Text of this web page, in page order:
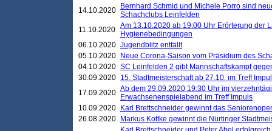
14.10.2020
Bernhard Schmid und Michele Porro sind
Schachclubs Leinfelden
11.10.2020 Am 13.10.2020 ab 19:00 Uhr Erörterung der
Hygienebedingungen
06.10.2020 Jugendblitz entfällt
05.10.2020
Neue Corona-Saison vom Präsidium des
04.10.2020 SC Leinfelden 2 gibt Mannschaftskampf
30.09.2020 15. Stadtmeisterschaft ab 27.10. im Treff
17.09.2020 Ab dem 29.09.2020 19:30 Uhr im
Erwachsenenspielabend im Treff Impuls
10.09.2020
Karl Brettschneider gewinnt das
26.08.2020
Markus Kottke gewinnt die Nürtinger